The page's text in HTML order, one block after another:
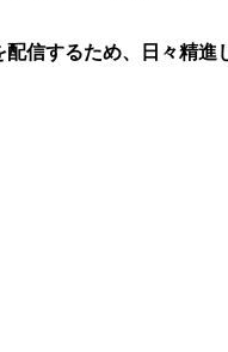
信するため、日々精進